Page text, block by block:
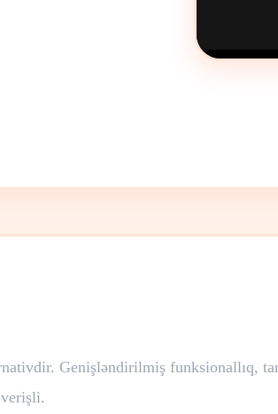
Genişləndirilmiş funksionallıq,